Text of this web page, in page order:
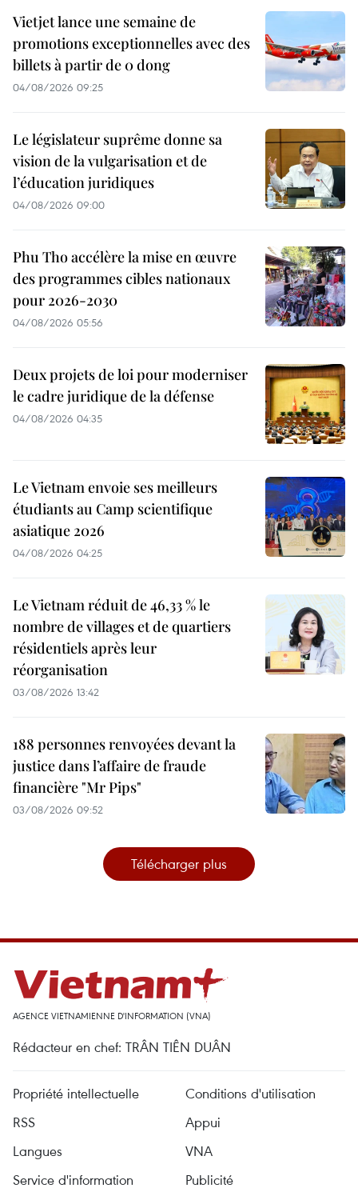
Vietjet lance une semaine de
promotions exceptionnelles avec des
billets à partir de 0 dong
04/08/2026 09:25
Le législateur suprême donne sa
vision de la vulgarisation et de
l’éducation juridiques
04/08/2026 09:00
Phu Tho accélère la mise en œuvre
des programmes cibles nationaux
pour 2026-2030
04/08/2026 05:56
Deux projets de loi pour moderniser
le cadre juridique de la défense
04/08/2026 04:35
Le Vietnam envoie ses meilleurs
étudiants au Camp scientifique
asiatique 2026
04/08/2026 04:25
Le Vietnam réduit de 46,33 % le
nombre de villages et de quartiers
résidentiels après leur
réorganisation
03/08/2026 13:42
188 personnes renvoyées devant la
justice dans l’affaire de fraude
financière "Mr Pips"
03/08/2026 09:52
Télécharger plus
AGENCE VIETNAMIENNE D'INFORMATION (VNA)
Rédacteur en chef: TRÂN TIÊN DUÂN
Propriété intellectuelle
Conditions d'utilisation
RSS
Appui
Langues
VNA
Service d'information
Publicité